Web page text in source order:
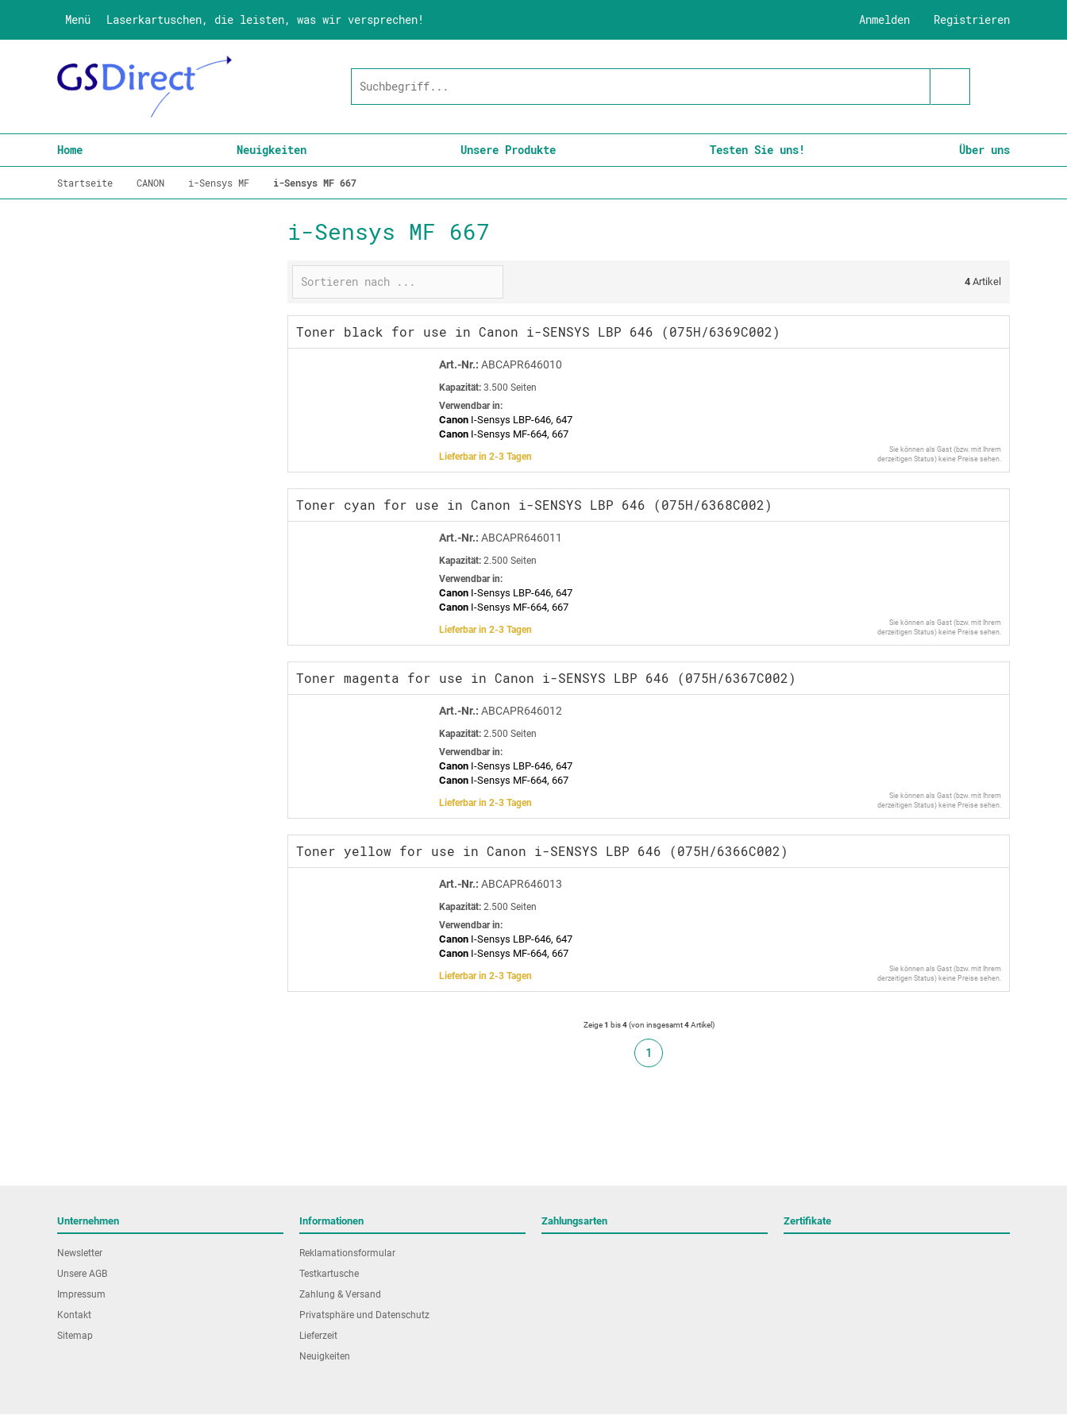
Menü Laserkartuschen, die leisten, was wir versprechen! Registrieren
Anmelden
Home Neuigkeiten Unsere Produkte Testen Sie uns! Über uns
Startseite CANON i-Sensys MF i-Sensys MF 667
i-Sensys MF 667
4 Artikel
Toner black for use in Canon i-SENSYS LBP 646 (075H/6369C002)
Art.-Nr.: ABCAPR646010
Kapazität: 3.500 Seiten
Verwendbar in:
Canon I-Sensys LBP-646, 647
Canon I-Sensys MF-664, 667
Lieferbar in 2-3 Tagen
Sie können als Gast (bzw. mit Ihrem
derzeitigen Status) keine Preise sehen.
Toner cyan for use in Canon i-SENSYS LBP 646 (075H/6368C002)
Art.-Nr.: ABCAPR646011
Kapazität: 2.500 Seiten
Verwendbar in:
Canon I-Sensys LBP-646, 647
Canon I-Sensys MF-664, 667
Lieferbar in 2-3 Tagen
Sie können als Gast (bzw. mit Ihrem
derzeitigen Status) keine Preise sehen.
Toner magenta for use in Canon i-SENSYS LBP 646 (075H/6367C002)
Art.-Nr.: ABCAPR646012
Kapazität: 2.500 Seiten
Verwendbar in:
Canon I-Sensys LBP-646, 647
Canon I-Sensys MF-664, 667
Lieferbar in 2-3 Tagen
Sie können als Gast (bzw. mit Ihrem
derzeitigen Status) keine Preise sehen.
Toner yellow for use in Canon i-SENSYS LBP 646 (075H/6366C002)
Art.-Nr.: ABCAPR646013
Kapazität: 2.500 Seiten
Verwendbar in:
Canon I-Sensys LBP-646, 647
Canon I-Sensys MF-664, 667
Lieferbar in 2-3 Tagen
Sie können als Gast (bzw. mit Ihrem
derzeitigen Status) keine Preise sehen.
Zeige1 bis4(von insgesamt4Artikel)
1
Unternehmen
Newsletter
Unsere AGB
Impressum
Kontakt
Sitemap
Informationen
Reklamationsformular
Testkartusche
Zahlung & Versand
Privatsphäre und Datenschutz
Lieferzeit
Neuigkeiten
Zahlungsarten Zertifikate